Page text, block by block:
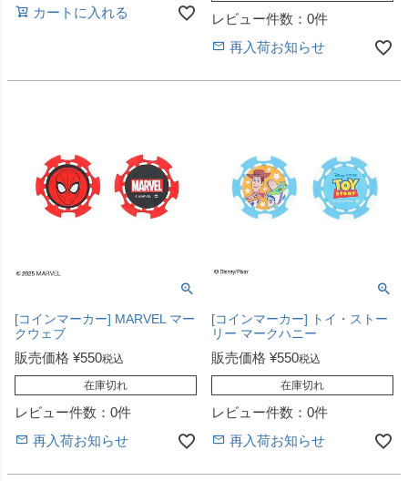
カートに入れる
レビュー件数：0件
再入荷お知らせ
[コインマーカー] MARVEL マー
クウェブ
販売価格 ¥550税込
在庫切れ
レビュー件数：0件
再入荷お知らせ
[コインマーカー] トイ・ストー
リー マークハニー
販売価格 ¥550税込
在庫切れ
レビュー件数：0件
再入荷お知らせ